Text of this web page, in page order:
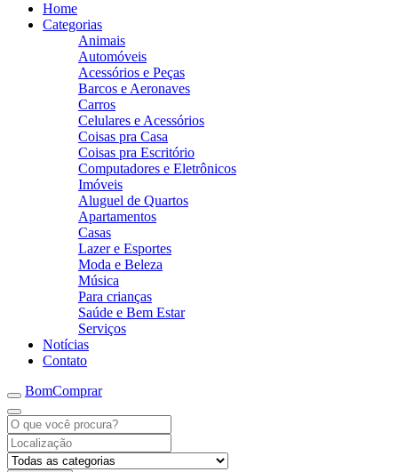
Home
Categorias
Animais
Automóveis
Acessórios e Peças
Barcos e Aeronaves
Carros
Celulares e Acessórios
Coisas pra Casa
Coisas pra Escritório
Computadores e Eletrônicos
Imóveis
Aluguel de Quartos
Apartamentos
Casas
Lazer e Esportes
Moda e Beleza
Música
Para crianças
Saúde e Bem Estar
Serviços
Notícias
Contato
BomComprar